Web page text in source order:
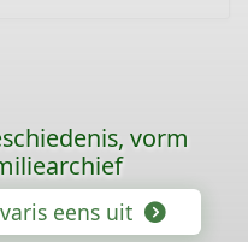
vorm
eens uit